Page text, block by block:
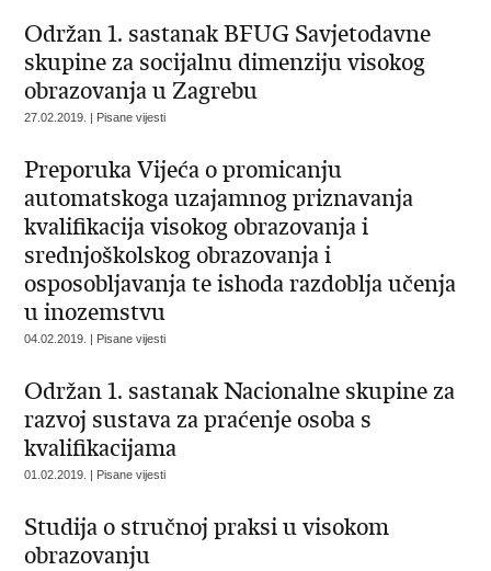
Održan 1. sastanak BFUG Savjetodavne
skupine za socijalnu dimenziju visokog
obrazovanja u Zagrebu
27.02.2019. | Pisane vijesti
Preporuka Vijeća o promicanju
automatskoga uzajamnog priznavanja
kvalifikacija visokog obrazovanja i
srednjoškolskog obrazovanja i
osposobljavanja te ishoda razdoblja učenja
u inozemstvu
04.02.2019. | Pisane vijesti
Održan 1. sastanak Nacionalne skupine za
razvoj sustava za praćenje osoba s
kvalifikacijama
01.02.2019. | Pisane vijesti
Studija o stručnoj praksi u visokom
obrazovanju